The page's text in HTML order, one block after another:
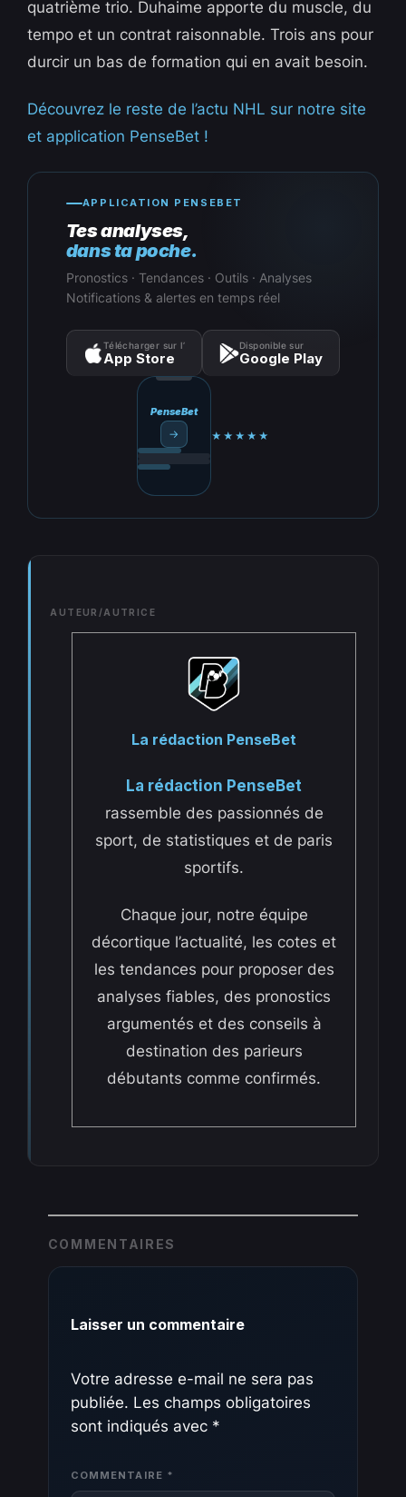
quatrième trio. Duhaime apporte du muscle, du
tempo et un contrat raisonnable. Trois ans pour
durcir un bas de formation qui en avait besoin.
Découvrez le reste de l’actu NHL sur notre site
et application PenseBet !
APPLICATION PENSEBET
Tes analyses,
dans ta poche.
Pronostics · Tendances · Outils · Analyses
Notifications & alertes en temps réel
Télécharger sur l’
App Store
Disponible sur
Google Play
PenseBet
→ ★★★★★
AUTEUR/AUTRICE
La rédaction PenseBet
La rédaction PenseBet
rassemble des passionnés de
sport, de statistiques et de paris
sportifs.
Chaque jour, notre équipe
décortique l’actualité, les cotes et
les tendances pour proposer des
analyses fiables, des pronostics
argumentés et des conseils à
destination des parieurs
débutants comme confirmés.
COMMENTAIRES
Laisser un commentaire
Votre adresse e-mail ne sera pas
publiée. Les champs obligatoires
sont indiqués avec *
COMMENTAIRE *